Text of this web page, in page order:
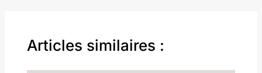
Articles similaires :